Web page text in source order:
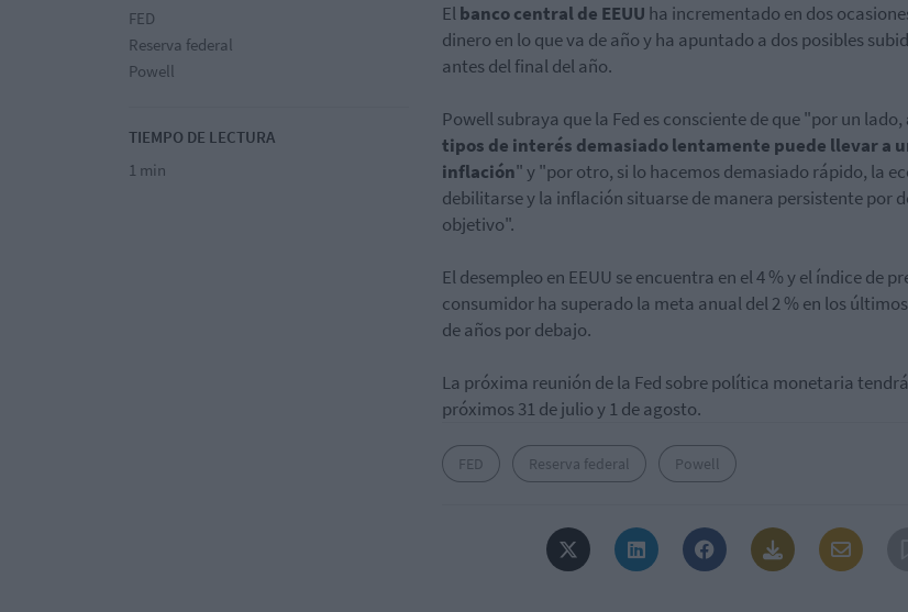
FED
Reserva federal
Powell
TIEMPO DE LECTURA
1 min
Elbanco central de EEUU ha incrementado en dos
dinero en lo que va de año y ha apuntado a dos posibles
antes del final del año.
Powell subraya que la Fed es consciente de que "por un lado,
tipos de interés demasiado lentamente puede llevar a
inflación" y "por otro, si lo hacemos demasiado rápido, la
debilitarse y la inflación situarse de manera persistente por
objetivo".
El desempleo en EEUU se encuentra en el 4 % y el índice de
consumidor ha superado la meta anual del 2 % en los
de años por debajo.
La próxima reunión de la Fed sobre política monetaria
próximos 31 de julio y 1 de agosto.
FED Reserva federal Powell